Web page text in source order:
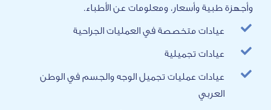
وأسعار، ومعلومات عن الأطباء.
متخصصة في العمليات الجراحية
تجميلية
عمليات تجميل الوجه والجسم في الوطن